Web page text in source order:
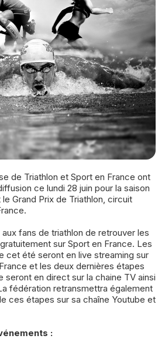
ce lundi 28 juin pour la saison
Grand Prix de Triathlon, circuit
fans de triathlon de retrouver les
sur Sport en France. Les
cet été seront en live streaming sur
et les deux dernières étapes
seront en direct sur la chaine TV ainsi
fédération retransmettra également
ces étapes sur sa chaîne Youtube et
: